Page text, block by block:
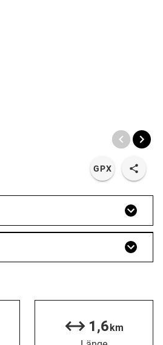
GPX
1,6km